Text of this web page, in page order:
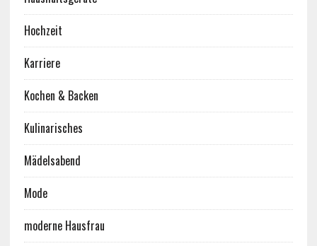
Hochzeit
Karriere
Kochen & Backen
Kulinarisches
Mädelsabend
Mode
moderne Hausfrau